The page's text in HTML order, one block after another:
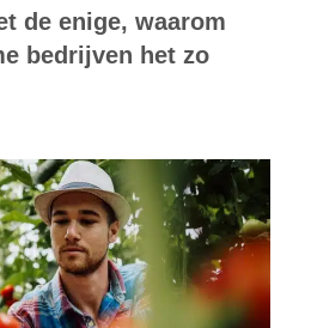
de enige, waarom
bedrijven het zo